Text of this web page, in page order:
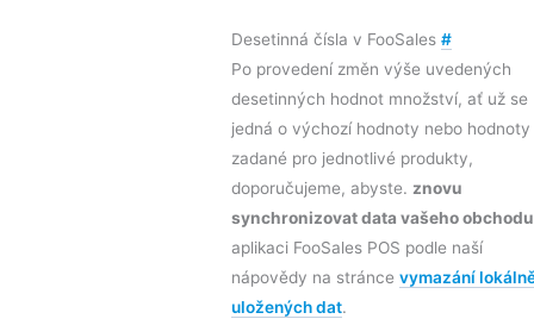
Desetinná čísla v FooSales #
Po provedení změn výše uvedených
desetinných hodnot množství, ať už se
jedná o výchozí hodnoty nebo hodnoty
zadané pro jednotlivé produkty,
doporučujeme, abyste. znovu
synchronizovat data vašeho obchodu
aplikaci FooSales POS podle naší
nápovědy na stránce vymazání
uložených dat.